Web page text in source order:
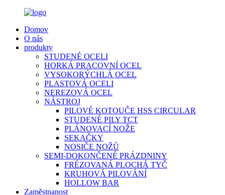
Domov
O nás
produkty
STUDENÉ OCELI
HORKÁ PRACOVNÍ OCEL
VYSOKORÝCHLÁ OCEL
PLASTOVÁ OCELI
NEREZOVÁ OCEL
NÁSTROJ
PILOVÉ KOTOUČE HSS CIRCULAR
STUDENÉ PILY TCT
PLÁNOVACÍ NOŽE
SEKAČKY
NOSIČE NOŽŮ
SEMI-DOKONČENÉ PRÁZDNINY
FRÉZOVANÁ PLOCHÁ TYČ
KRUHOVÁ PILOVÁNÍ
HOLLOW BAR
Zaměstnanost